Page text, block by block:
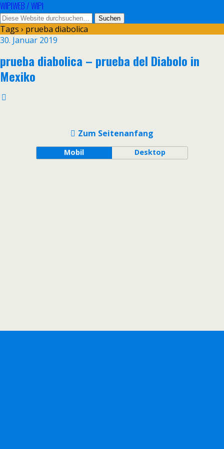
WIPIWEB / WIPI
Tags › prueba diabolica
30. Januar 2019
prueba diabolica – prueba del Diabolo in
Mexiko
Zum Seitenanfang
Mobil Desktop